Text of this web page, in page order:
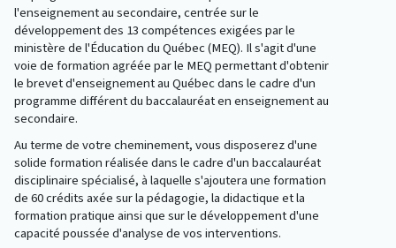
l'enseignement au secondaire, centrée sur le
développement des 13 compétences exigées par le
ministère de l'Éducation du Québec (MEQ). Il s'agit d'une
voie de formation agréée par le MEQ permettant d'obtenir
le brevet d'enseignement au Québec dans le cadre d'un
programme différent du baccalauréat en enseignement au
secondaire.
Au terme de votre cheminement, vous disposerez d'une
solide formation réalisée dans le cadre d'un baccalauréat
disciplinaire spécialisé, à laquelle s'ajoutera une formation
de 60 crédits axée sur la pédagogie, la didactique et la
formation pratique ainsi que sur le développement d'une
capacité poussée d'analyse de vos interventions.